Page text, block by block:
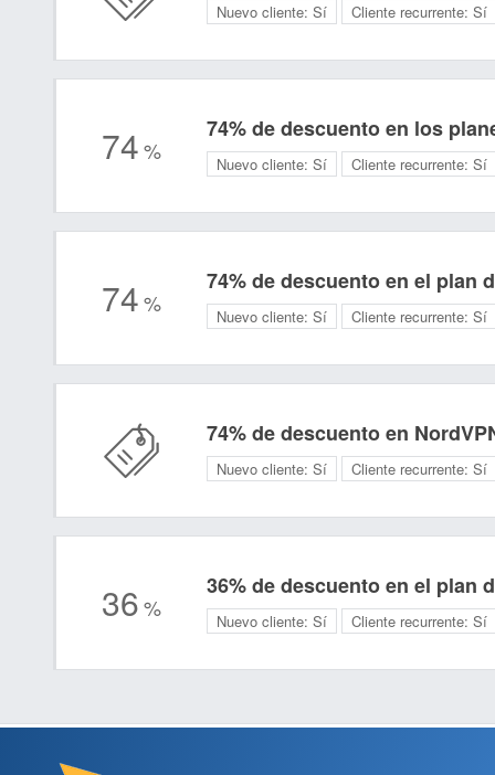
Nuevo cliente: Sí Cliente recurrente: Sí
74%
74% de descuento en los
Nuevo cliente: Sí Cliente recurrente: Sí
74%
74% de descuento en el plan
Nuevo cliente: Sí Cliente recurrente: Sí
74% de descuento en
Nuevo cliente: Sí Cliente recurrente: Sí
36%
36% de descuento en el plan
Nuevo cliente: Sí Cliente recurrente: Sí